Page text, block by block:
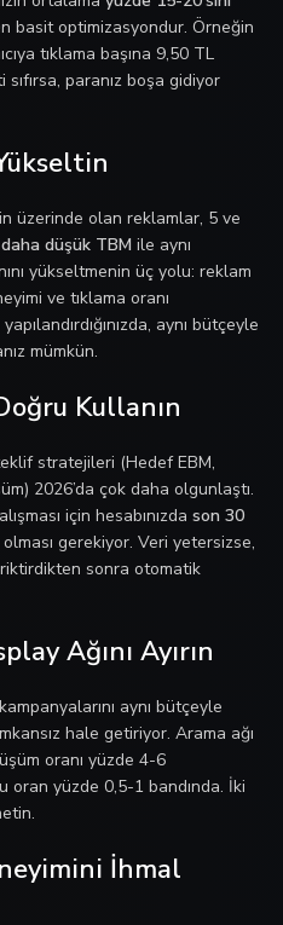
basit optimizasyondur. Örneğin
tıklama başına 9,50 TL
paranız boşa gidiyor
üzerinde olan reklamlar, 5 ve
düşük TBM ile aynı
yükseltmenin üç yolu: reklam
ve tıklama oranı
aynı bütçeyle
mümkün.
Kullanın
stratejileri (Hedef EBM,
2026’da çok daha olgunlaştı.
için hesabınızda son 30
gerekiyor. Veri yetersizse,
sonra otomatik
Ağını Ayırın
aynı bütçeyle
hale getiriyor. Arama ağı
oranı yüzde 4-6
oran yüzde 0,5-1 bandında. İki
İhmal